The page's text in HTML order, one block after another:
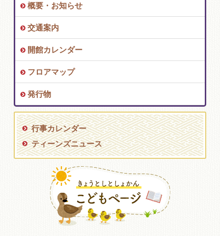
概要・お知らせ
交通案内
開館カレンダー
フロアマップ
発行物
行事カレンダー
ティーンズニュース